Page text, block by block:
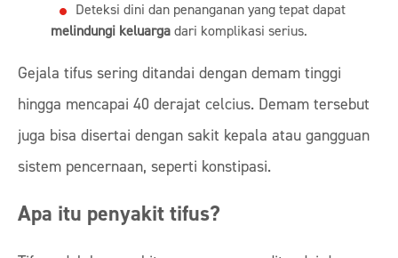
Deteksi dini dan penanganan yang tepat dapat
melindungi keluargadari komplikasi serius.
Gejala tifus sering ditandai dengan demam tinggi
hingga mencapai 40 derajat celcius. Demam tersebut
juga bisa disertai dengan sakit kepala atau gangguan
sistem pencernaan, seperti konstipasi.
Apa itu penyakit tifus?